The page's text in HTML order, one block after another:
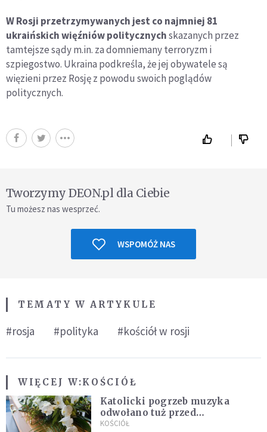
W Rosji przetrzymywanych jest co najmniej 81
ukraińskich więźniów politycznychskazanych przez
tamtejsze sądy m.in. za domniemany terroryzm i
szpiegostwo. Ukraina podkreśla, że jej obywatele są
więzieni przez Rosję z powodu swoich poglądów
politycznych.
Tworzymy DEON.pl dla Ciebie
Tu możesz nas wesprzeć.
WSPOMÓŻ NAS
TEMATY W ARTYKULE
#rosja #polityka #kościół w rosji
WIĘCEJ W:KOŚCIÓŁ
Katolicki pogrzeb muzyka
odwołano tuż przed
uroczystością. Powodem była
KOŚCIÓŁ